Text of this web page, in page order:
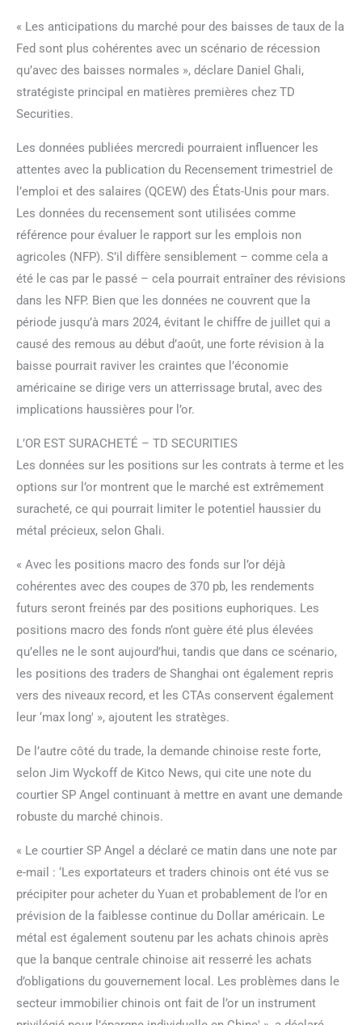
« Les anticipations du marché pour des baisses de taux de la
Fed sont plus cohérentes avec un scénario de récession
qu’avec des baisses normales », déclare Daniel Ghali,
stratégiste principal en matières premières chez TD
Securities.
Les données publiées mercredi pourraient influencer les
attentes avec la publication du Recensement trimestriel de
l’emploi et des salaires (QCEW) des États-Unis pour mars.
Les données du recensement sont utilisées comme
référence pour évaluer le rapport sur les emplois non
agricoles (NFP). S’il diffère sensiblement – comme cela a
été le cas par le passé – cela pourrait entraîner des révisions
dans les NFP. Bien que les données ne couvrent que la
période jusqu’à mars 2024, évitant le chiffre de juillet qui a
causé des remous au début d’août, une forte révision à la
baisse pourrait raviver les craintes que l’économie
américaine se dirige vers un atterrissage brutal, avec des
implications haussières pour l’or.
L’OR EST SURACHETÉ – TD SECURITIES
Les données sur les positions sur les contrats à terme et les
options sur l’or montrent que le marché est extrêmement
suracheté, ce qui pourrait limiter le potentiel haussier du
métal précieux, selon Ghali.
« Avec les positions macro des fonds sur l’or déjà
cohérentes avec des coupes de 370 pb, les rendements
futurs seront freinés par des positions euphoriques. Les
positions macro des fonds n’ont guère été plus élevées
qu’elles ne le sont aujourd’hui, tandis que dans ce scénario,
les positions des traders de Shanghai ont également repris
vers des niveaux record, et les CTAs conservent également
leur ‘max long' », ajoutent les stratèges.
De l’autre côté du trade, la demande chinoise reste forte,
selon Jim Wyckoff de Kitco News, qui cite une note du
courtier SP Angel continuant à mettre en avant une demande
robuste du marché chinois.
« Le courtier SP Angel a déclaré ce matin dans une note par
e-mail : ‘Les exportateurs et traders chinois ont été vus se
précipiter pour acheter du Yuan et probablement de l’or en
prévision de la faiblesse continue du Dollar américain. Le
métal est également soutenu par les achats chinois après
que la banque centrale chinoise ait resserré les achats
d’obligations du gouvernement local. Les problèmes dans le
secteur immobilier chinois ont fait de l’or un instrument